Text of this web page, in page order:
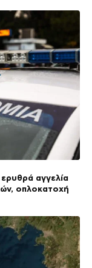
αγγελία
οπλοκατοχή